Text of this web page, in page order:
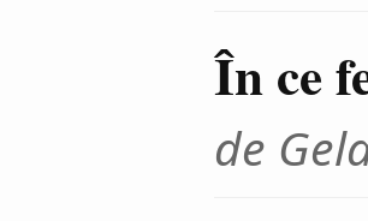
În ce
de